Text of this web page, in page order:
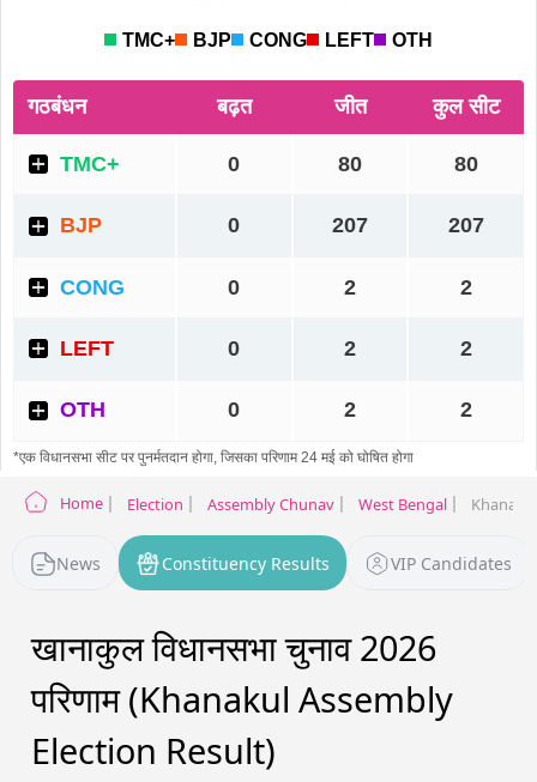
Home Election Assembly Chunav West Bengal
News Constituency Results VIP Candidates
खानाकुल विधानसभा चुनाव 2026
परिणाम (Khanakul Assembly
Election Result)